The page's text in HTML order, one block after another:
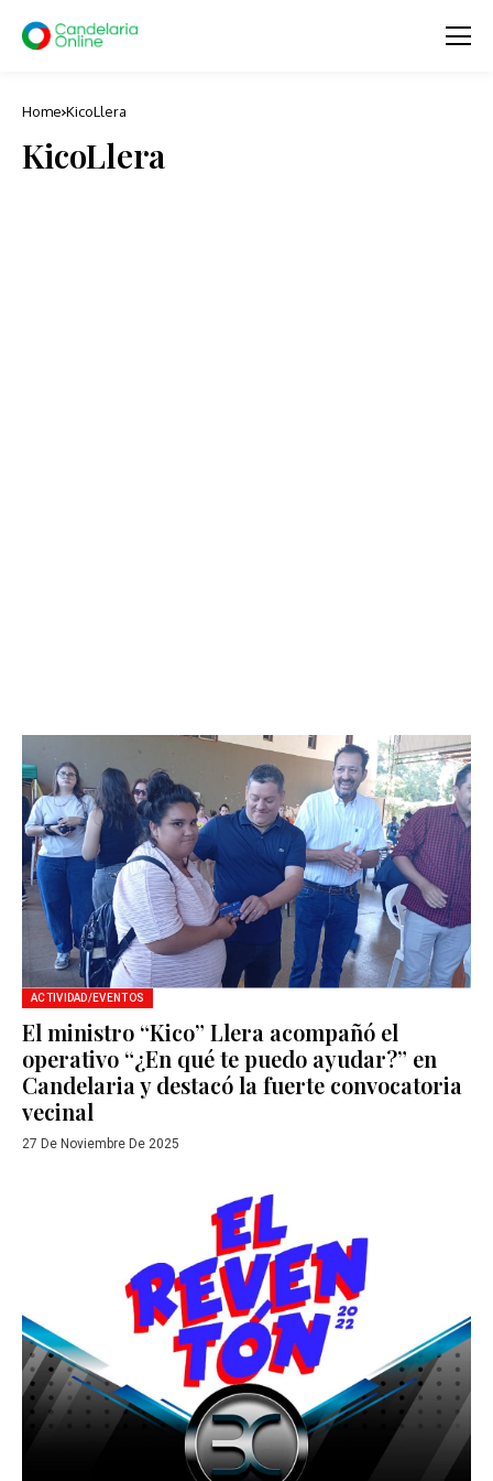
Home KicoLlera
KicoLlera
ACTIVIDAD/EVENTOS
El ministro “Kico” Llera acompañó el
operativo “¿En qué te puedo ayudar?” en
Candelaria y destacó la fuerte convocatoria
vecinal
27 De Noviembre De 2025